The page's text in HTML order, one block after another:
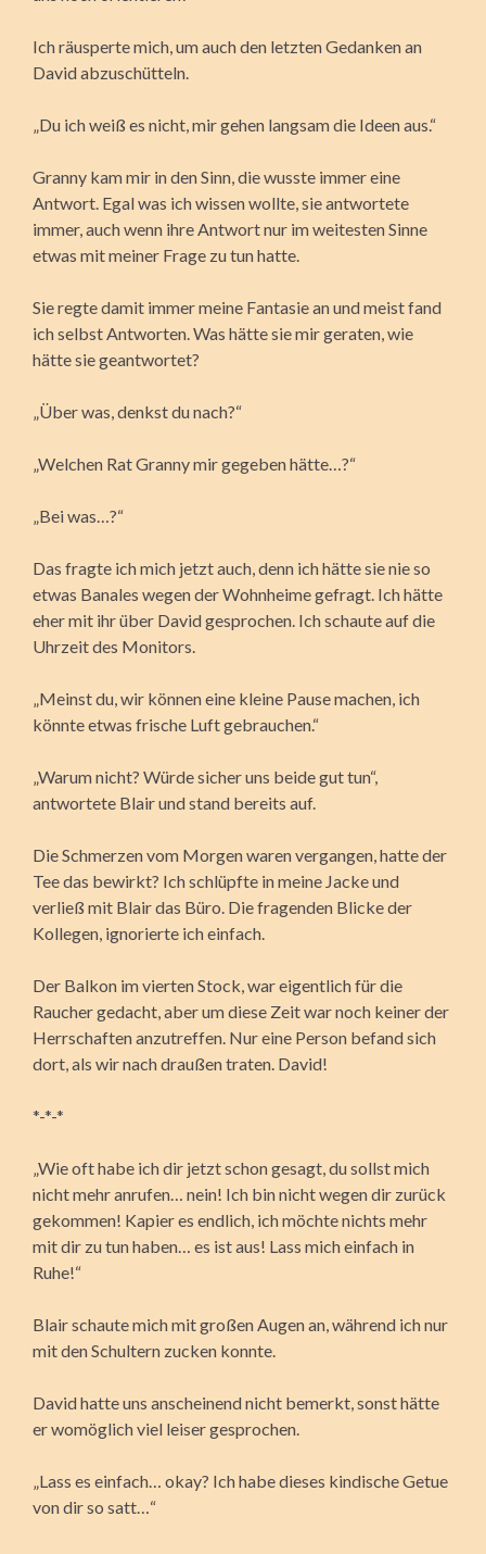
Ich räusperte mich, um auch den letzten Gedanken an
David abzuschütteln.
„Du ich weiß es nicht, mir gehen langsam die Ideen aus.“
Granny kam mir in den Sinn, die wusste immer eine
Antwort. Egal was ich wissen wollte, sie antwortete
immer, auch wenn ihre Antwort nur im weitesten Sinne
etwas mit meiner Frage zu tun hatte.
Sie regte damit immer meine Fantasie an und meist fand
ich selbst Antworten. Was hätte sie mir geraten, wie
hätte sie geantwortet?
„Über was, denkst du nach?“
„Welchen Rat Granny mir gegeben hätte…?“
„Bei was…?“
Das fragte ich mich jetzt auch, denn ich hätte sie nie so
etwas Banales wegen der Wohnheime gefragt. Ich hätte
eher mit ihr über David gesprochen. Ich schaute auf die
Uhrzeit des Monitors.
„Meinst du, wir können eine kleine Pause machen, ich
könnte etwas frische Luft gebrauchen.“
„Warum nicht? Würde sicher uns beide gut tun“,
antwortete Blair und stand bereits auf.
Die Schmerzen vom Morgen waren vergangen, hatte der
Tee das bewirkt? Ich schlüpfte in meine Jacke und
verließ mit Blair das Büro. Die fragenden Blicke der
Kollegen, ignorierte ich einfach.
Der Balkon im vierten Stock, war eigentlich für die
Raucher gedacht, aber um diese Zeit war noch keiner der
Herrschaften anzutreffen. Nur eine Person befand sich
dort, als wir nach draußen traten. David!
*-*-*
„Wie oft habe ich dir jetzt schon gesagt, du sollst mich
nicht mehr anrufen… nein! Ich bin nicht wegen dir zurück
gekommen! Kapier es endlich, ich möchte nichts mehr
mit dir zu tun haben… es ist aus! Lass mich einfach in
Ruhe!“
Blair schaute mich mit großen Augen an, während ich nur
mit den Schultern zucken konnte.
David hatte uns anscheinend nicht bemerkt, sonst hätte
er womöglich viel leiser gesprochen.
„Lass es einfach… okay? Ich habe dieses kindische Getue
von dir so satt…“